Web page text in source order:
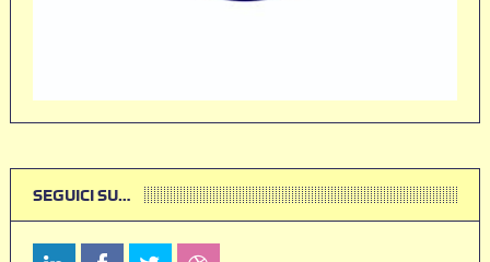
SEGUICI SU…